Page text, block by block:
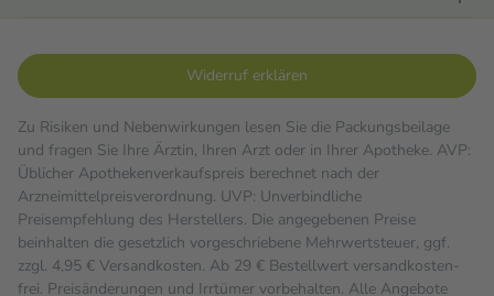
Widerruf erklären
Zu Risiken und Nebenwirkungen lesen Sie die Packungsbeilage
und fragen Sie Ihre Ärztin, Ihren Arzt oder in Ihrer Apotheke. AVP:
Üblicher Apothekenverkaufspreis berechnet nach der
Arzneimittelpreisverordnung. UVP: Unverbindliche
Preisempfehlung des Herstellers. Die angegebenen Preise
beinhalten die gesetzlich vorgeschriebene Mehrwertsteuer, ggf.
zzgl. 4,95 € Versandkosten. Ab 29 € Bestell­wert versand­kosten­
frei. Preisänderungen und Irrtümer vorbehalten. Alle Angebote